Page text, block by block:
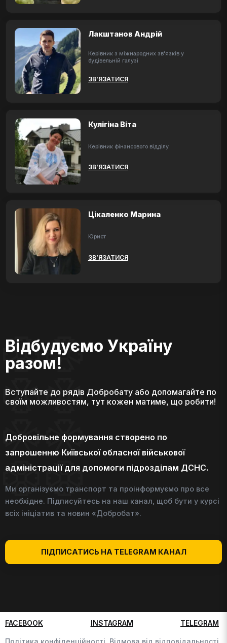
Лакштанов Андрій
Керівник з міжнародних зв'язків у
будівельній галузі
ЗВ’ЯЗАТИСЯ
Кулігіна Віта
Керівник фінансового відділу
ЗВ’ЯЗАТИСЯ
Цікаленко Марина
Юрист
ЗВ’ЯЗАТИСЯ
Відбудуємо Україну
разом!
Вступайте до рядів Добробату або допомагайте по
своїм можливостям, тут кожен матиме, що робити!
Добровільне формування створено по
запрошенню Київської обласної військової
адміністрації для допомоги підрозділам ДСНС.
Ми організуємо транспорт та проінформуємо про все
необхідне. Підписуйтесь на наш канал, щоб бути у курсі
всіх ініціатив та новин «Добробат».
ПІДПИСАТИСЬ НА TELEGRAM КАНАЛ
FACEBOOK INSTAGRAM TELEGRAM
Політика конфіденційності, Відмова від відповідальності